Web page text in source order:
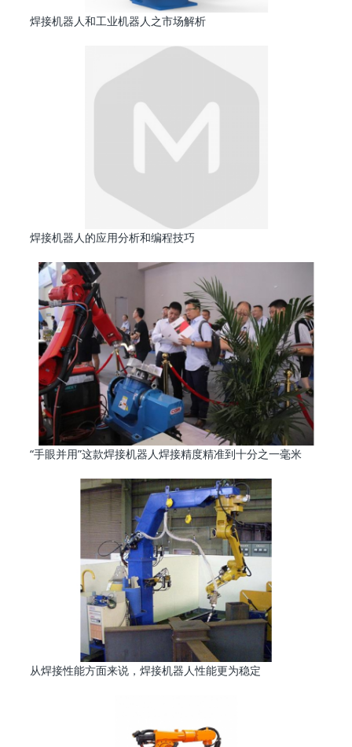
焊接机器人和工业机器人之市场解析
焊接机器人的应用分析和编程技巧
“手眼并用”这款焊接机器人焊接精度精准到十分之一毫米
从焊接性能方面来说，焊接机器人性能更为稳定